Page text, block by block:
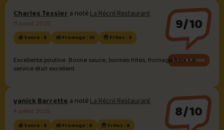
Charles Tessiera notéLa Récré Restaurant
11 juillet 2025
🍯 Sauce : 8 🧀 Fromage : 10 🍟 Frites : 9
9/10
Sauce brune
Excellente poutine. Bonne sauce, bonnes frites, fromage frais. Le
service était excellent.
yanick Barrettea notéLa Récré Restaurant
4 juillet 2025
🍯 Sauce : 8 🧀 Fromage : 8 🍟 Frites : 8
8/10